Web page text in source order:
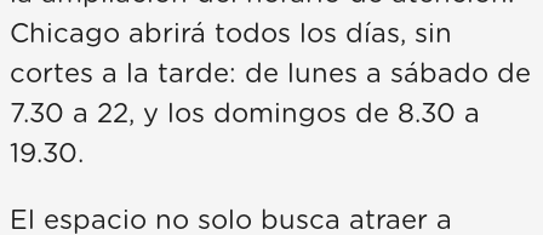
Chicago abrirá todos los días, sin
cortes a la tarde: de lunes a sábado de
7.30 a 22, y los domingos de 8.30 a
19.30.
El espacio no solo busca atraer a